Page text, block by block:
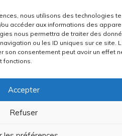
nous utilisons des technologies
accéder aux informations des
nous permettra de traiter des
ou les ID uniques sur ce site.
son consentement peut avoir un effet
fonctions.
Accepter
Refuser
Contact
Mentions légales
confidentialité
Hardware